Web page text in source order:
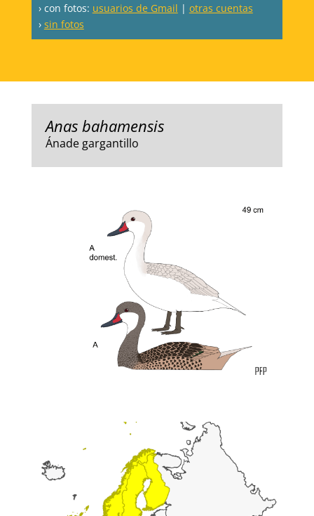
› con fotos: usuarios de Gmail | otras cuentas
› sin fotos
Anas bahamensis
Ánade gargantillo